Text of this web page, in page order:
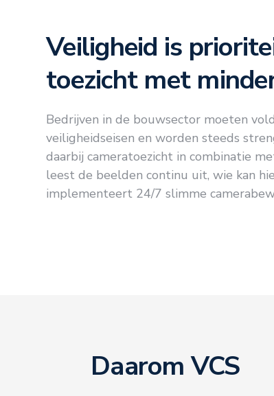
Veiligheid is
toezicht met
Bedrijven in de bouwsector moeten
veiligheidseisen en worden steeds
daarbij cameratoezicht in combinatie
leest de beelden continu uit, wie kan
implementeert 24/7 slimme
Daarom VCS